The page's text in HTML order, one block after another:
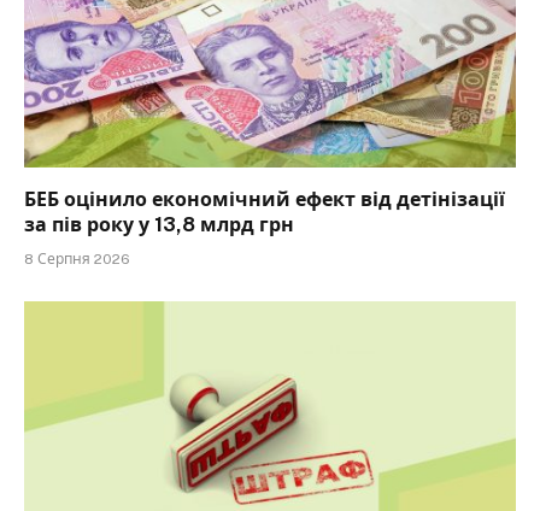
БЕБ оцінило економічний ефект від детінізації
за пів року у 13,8 млрд грн
8 Серпня 2026